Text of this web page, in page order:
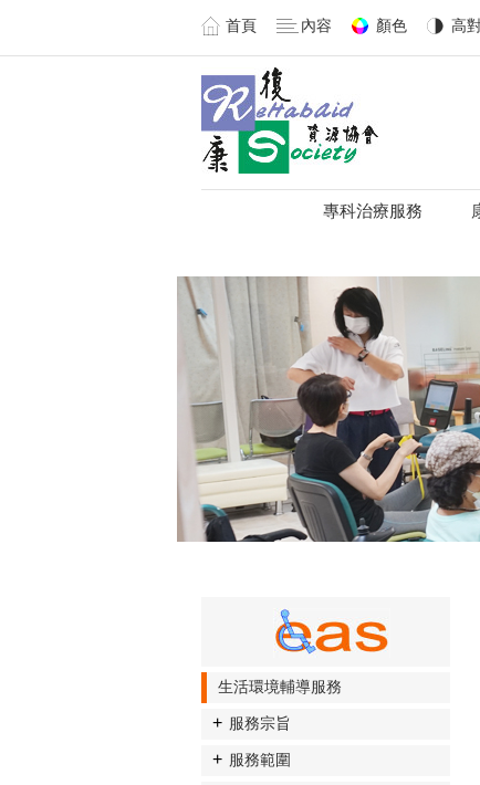
首頁 內容 顏色 高
專科治療服務
生活環境輔導服務
服務宗旨
服務範圍